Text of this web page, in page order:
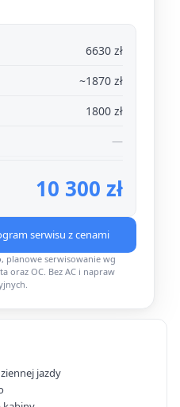
6630 zł
~1870 zł
1800 zł
—
10 300 zł
serwisu z cenami
planowe serwisowanie wg
oraz OC. Bez AC i napraw
jazdy